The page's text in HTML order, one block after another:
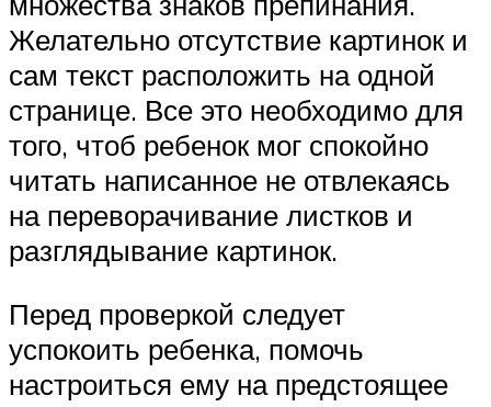
Желательно отсутствие картинок и
сам текст расположить на одной
странице. Все это необходимо для
того, чтоб ребенок мог спокойно
читать написанное не отвлекаясь
на переворачивание листков и
разглядывание картинок.
Перед проверкой следует
успокоить ребенка, помочь
настроиться ему на предстоящее